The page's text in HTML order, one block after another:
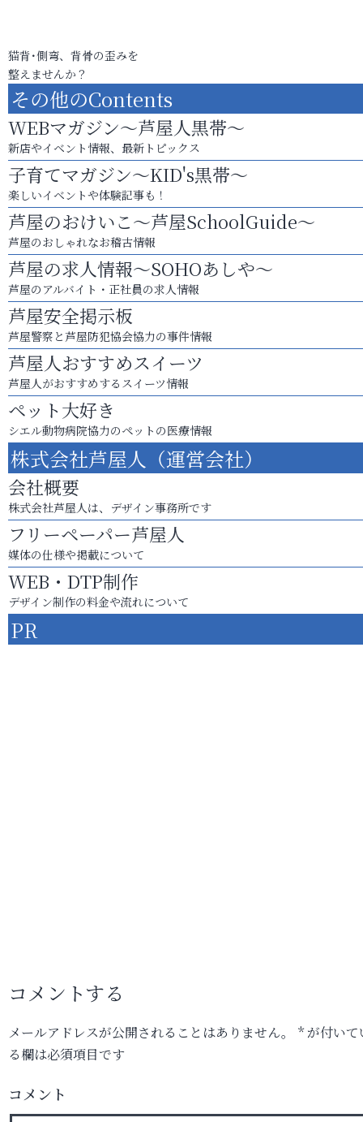
猫背･側弯、背骨の歪みを
整えませんか？
その他のContents
WEBマガジン～芦屋人黒帯～
新店やイベント情報、最新トピックス
子育てマガジン～KID's黒帯～
楽しいイベントや体験記事も！
芦屋のおけいこ～芦屋SchoolGuide～
芦屋のおしゃれなお稽古情報
芦屋の求人情報～SOHOあしや～
芦屋のアルバイト・正社員の求人情報
芦屋安全掲示板
芦屋警察と芦屋防犯協会協力の事件情報
芦屋人おすすめスイーツ
芦屋人がおすすめするスイーツ情報
ペット大好き
シエル動物病院協力のペットの医療情報
株式会社芦屋人（運営会社）
会社概要
株式会社芦屋人は、デザイン事務所です
フリーペーパー芦屋人
媒体の仕様や掲載について
WEB・DTP制作
デザイン制作の料金や流れについて
PR
コメントする
メールアドレスが公開されることはありません。 *が付いて
る欄は必須項目です
コメント